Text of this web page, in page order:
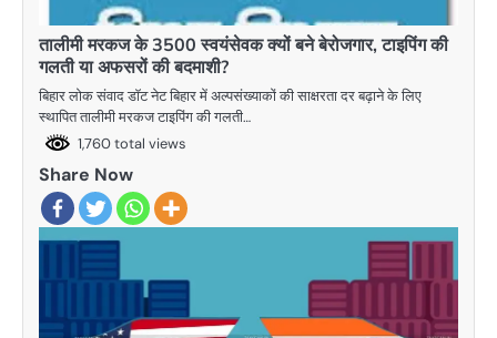
तालीमी मरकज के 3500 स्वयंसेवक क्यों बने बेरोजगार, टाइपिंग की
गलती या अफसरों की बदमाशी?
बिहार लोक संवाद डाॅट नेट बिहार में अल्पसंख्याकों की साक्षरता दर बढ़ाने के लिए
स्थापित तालीमी मरकज टाइपिंग की गलती…
1,760 total views
Share Now